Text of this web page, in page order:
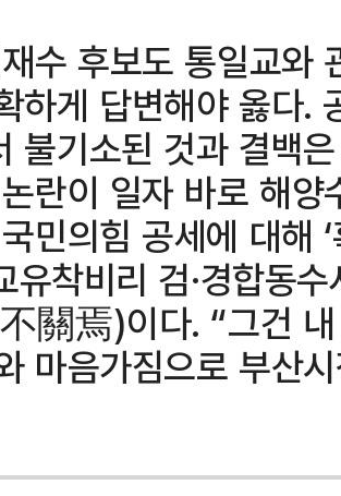
수 후보도 통일교와
하게 답변해야 옳다.
불기소된 것과 결백
란이 일자 바로 해
민의힘 공세에 대해
유착비리 검·경합동
關焉)이다. “그건
마음가짐으로 부산